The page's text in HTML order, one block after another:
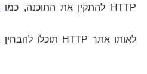
להתקין את התוכנה, כמו